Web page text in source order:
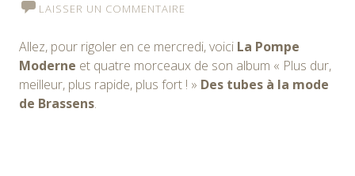
LAISSER UN COMMENTAIRE
Allez, pour rigoler en ce mercredi, voici La Pompe
Moderne et quatre morceaux de son album « Plus dur,
meilleur, plus rapide, plus fort ! » Des tubes à la mode
de Brassens.